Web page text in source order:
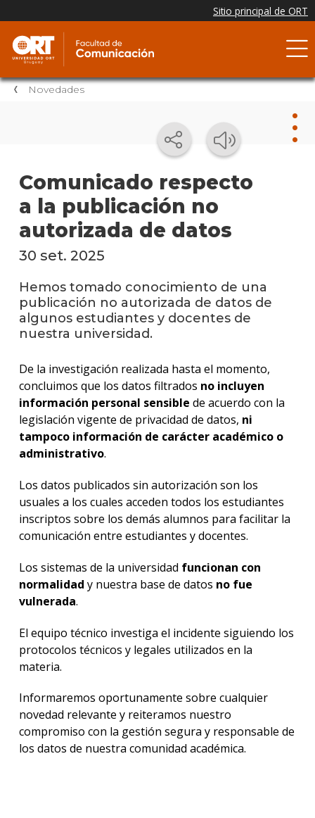
Novedades
Comunicado respecto
a la publicación no
autorizada de datos
en
30 set. 2025
Hemos tomado conocimiento de una
publicación no autorizada de datos de
algunos estudiantes y docentes de
nuestra universidad.
De la investigación realizada hasta el momento,
concluimos que los datos filtrados no incluyen
información personal sensible de acuerdo con la
legislación vigente de privacidad de datos, ni
tampoco información de carácter académico o
administrativo.
Los datos publicados sin autorización son los
usuales a los cuales acceden todos los estudiantes
inscriptos sobre los demás alumnos para facilitar la
comunicación entre estudiantes y docentes.
Los sistemas de la universidad funcionan con
normalidad y nuestra base de datos no fue
vulnerada.
El equipo técnico investiga el incidente siguiendo los
protocolos técnicos y legales utilizados en la
materia.
Informaremos oportunamente sobre cualquier
novedad relevante y reiteramos nuestro
compromiso con la gestión segura y responsable de
los datos de nuestra comunidad académica.